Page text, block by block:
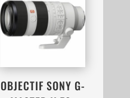
OBJECTIF SONY G-